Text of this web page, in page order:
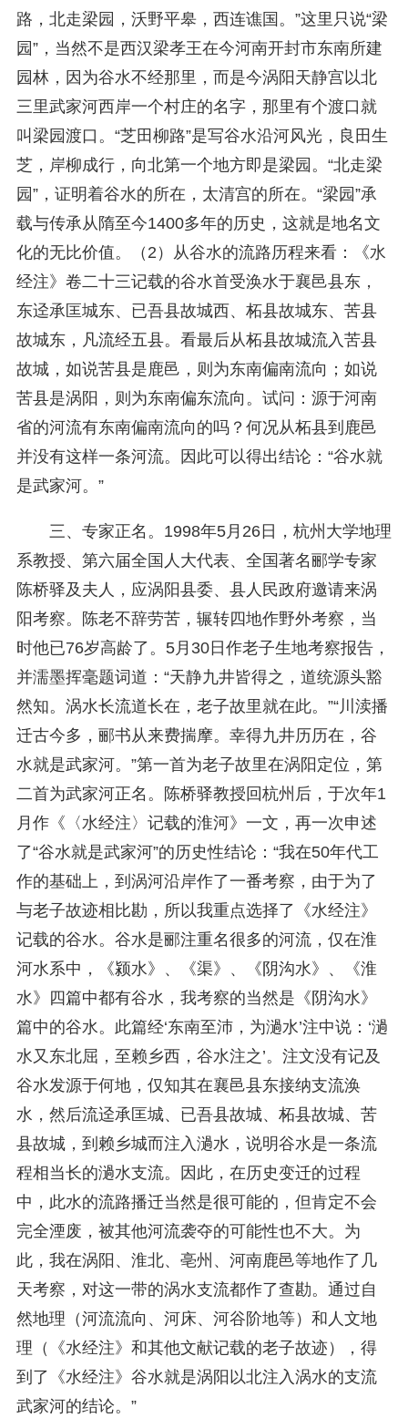
路，北走梁园，沃野平皋，西连谯国。”这里只说“梁
园”，当然不是西汉梁孝王在今河南开封市东南所建
园林，因为谷水不经那里，而是今涡阳天静宫以北
三里武家河西岸一个村庄的名字，那里有个渡口就
叫梁园渡口。“芝田柳路”是写谷水沿河风光，良田生
芝，岸柳成行，向北第一个地方即是梁园。“北走梁
园”，证明着谷水的所在，太清宫的所在。“梁园”承
载与传承从隋至今1400多年的历史，这就是地名文
化的无比价值。（2）从谷水的流路历程来看：《水
经注》卷二十三记载的谷水首受涣水于襄邑县东，
东迳承匡城东、已吾县故城西、柘县故城东、苦县
故城东，凡流经五县。看最后从柘县故城流入苦县
故城，如说苦县是鹿邑，则为东南偏南流向；如说
苦县是涡阳，则为东南偏东流向。试问：源于河南
省的河流有东南偏南流向的吗？何况从柘县到鹿邑
并没有这样一条河流。因此可以得出结论：“谷水就
是武家河。”
三、专家正名。1998年5月26日，杭州大学地理
系教授、第六届全国人大代表、全国著名郦学专家
陈桥驿及夫人，应涡阳县委、县人民政府邀请来涡
阳考察。陈老不辞劳苦，辗转四地作野外考察，当
时他已76岁高龄了。5月30日作老子生地考察报告，
并濡墨挥毫题词道：“天静九井皆得之，道统源头豁
然知。涡水长流道长在，老子故里就在此。”“川渎播
迁古今多，郦书从来费揣摩。幸得九井历历在，谷
水就是武家河。”第一首为老子故里在涡阳定位，第
二首为武家河正名。陈桥驿教授回杭州后，于次年1
月作《〈水经注〉记载的淮河》一文，再一次申述
了“谷水就是武家河”的历史性结论：“我在50年代工
作的基础上，到涡河沿岸作了一番考察，由于为了
与老子故迹相比勘，所以我重点选择了《水经注》
记载的谷水。谷水是郦注重名很多的河流，仅在淮
河水系中，《颍水》、《渠》、《阴沟水》、《淮
水》四篇中都有谷水，我考察的当然是《阴沟水》
篇中的谷水。此篇经‘东南至沛，为濄水’注中说：‘濄
水又东北屈，至赖乡西，谷水注之’。注文没有记及
谷水发源于何地，仅知其在襄邑县东接纳支流涣
水，然后流迳承匡城、已吾县故城、柘县故城、苦
县故城，到赖乡城而注入濄水，说明谷水是一条流
程相当长的濄水支流。因此，在历史变迁的过程
中，此水的流路播迁当然是很可能的，但肯定不会
完全湮废，被其他河流袭夺的可能性也不大。为
此，我在涡阳、淮北、亳州、河南鹿邑等地作了几
天考察，对这一带的涡水支流都作了查勘。通过自
然地理（河流流向、河床、河谷阶地等）和人文地
理（《水经注》和其他文献记载的老子故迹），得
到了《水经注》谷水就是涡阳以北注入涡水的支流
武家河的结论。”